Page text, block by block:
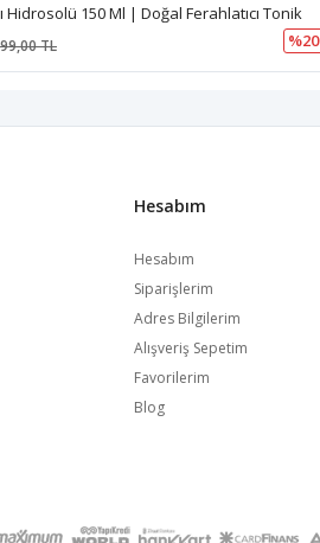
Hidrosolü 150 Ml | Doğal Ferahlatıcı Tonik
TL %20
Hesabım
Hesabım
Siparişlerim
Adres Bilgilerim
Alışveriş Sepetim
Favorilerim
Blog